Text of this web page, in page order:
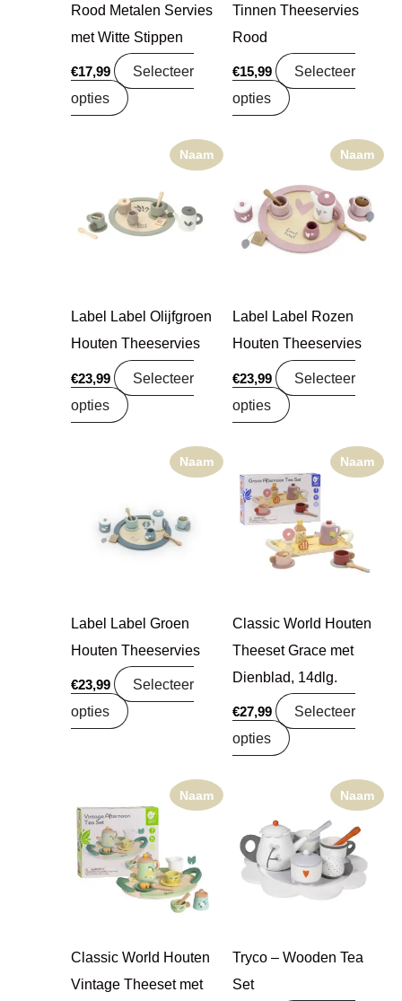
Rood Metalen Servies
met Witte Stippen
€17,99
Selecteer
opties
Tinnen Theeservies
Rood
€15,99
Selecteer
opties
Naam
Label Label Olijfgroen
Houten Theeservies
€23,99
Selecteer
opties
Naam
Label Label Rozen
Houten Theeservies
€23,99
Selecteer
opties
Naam
Label Label Groen
Houten Theeservies
€23,99
Selecteer
opties
Naam
Classic World Houten
Theeset Grace met
Dienblad, 14dlg.
€27,99
Selecteer
opties
Naam
Classic World Houten
Vintage Theeset met
Naam
Tryco – Wooden Tea
Set